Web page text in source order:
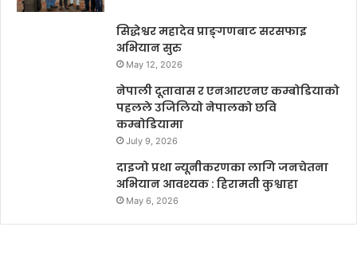
सिद्धेश्वर महादेव प्राङ्गणबाट सरसफाइ
अभियान सुरु
May 12, 2026
नेपाली दूतावास र एनआरएनए कम्बोडियाको
पहलले उजिलियो नेपालको छवि
कम्बोडियामा
July 9, 2026
दाइजो प्रथा न्यूनीकरणका लागि जनचेतना
अभियान आवश्यक : हिरामती कुश्वाहा
May 6, 2026